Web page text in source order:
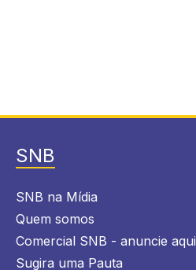
SNB
SNB na Mídia
Quem somos
Comercial SNB - anuncie aqui
Sugira uma Pauta